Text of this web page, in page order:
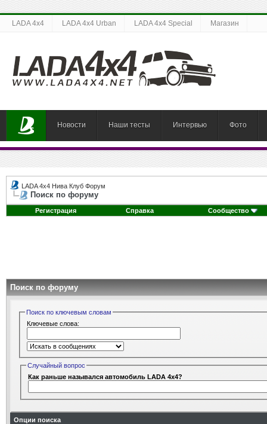
LADA 4x4 LADA 4x4 Urban LADA 4x4 Special Магазин
Новости Наши тесты Интервью Фото
LADA 4x4 Нива Клуб Форум
Поиск по форуму
Регистрация Справка Сообщество
Поиск по форуму
Поиск по ключевым словам
Ключевые слова:
Случайный вопрос
Как раньше назывался автомобиль LADA 4x4?
Опции поиска